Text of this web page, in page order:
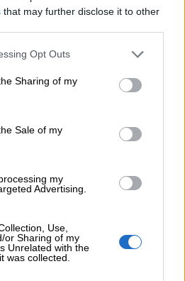
that may further disclose it to other
Opt Outs
Sharing of my
Sale of my
my
Advertising.
Use,
or Sharing of my
Unrelated with the
was collected.
Ιατρικής: «Σε πέντε χρόνια
που αναστέλλει την εξέλιξη του
προτάσεις και δράσεις με
ΝΤΥΝΑΝ»
των ασφαλιστικών